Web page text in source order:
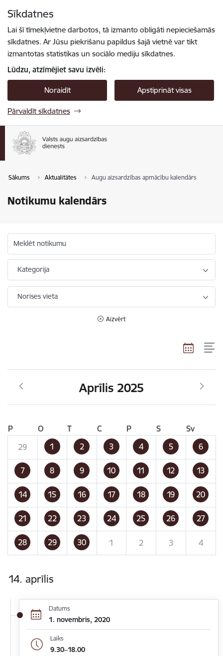
Sīkdatnes
Lai šī tīmekļvietne darbotos, tā izmanto obligāti nepieciešamās
sīkdatnes. Ar Jūsu piekrišanu papildus šajā vietnē var tikt
izmantotas statistikas un sociālo mediju sīkdatnes.
Lūdzu, atzīmējiet savu izvēli:
Noraidīt Apstiprināt visas
Pārvaldīt sīkdatnes
Sākums Aktualitātes Augu aizsardzības apmācību kalendārs
Notikumu kalendārs
Meklēt notikumu
Kategorija
Norises vieta
Aizvērt
Aprīlis 2025
P O T C P S
Sv
29
1 2 3 4 5 6
7 8 9 10 11 12 13
14 15 16 17 18 19 20
21 22 23 24 25 26 27
28 29 30 1 2 3 4
14. aprīlis
Datums
1. novembris, 2020
Laiks
9.30–18.00